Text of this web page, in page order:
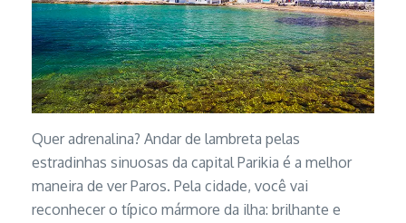
Quer adrenalina? Andar de lambreta pelas
estradinhas sinuosas da capital Parikia é a melhor
maneira de ver Paros. Pela cidade, você vai
reconhecer o típico mármore da ilha: brilhante e